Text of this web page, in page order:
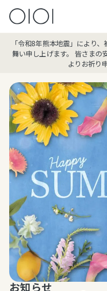
「令和8年熊本地震」により
舞い申し上げます。 皆さまの
よりお祈り
お知らせ